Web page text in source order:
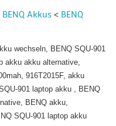
BENQ Akkus < BENQ
wechseln, BENQ SQU-901
akku akku alternative,
916T2015F, akku
901 laptop akku , BENQ
BENQ akku,
SQU-901 laptop akku